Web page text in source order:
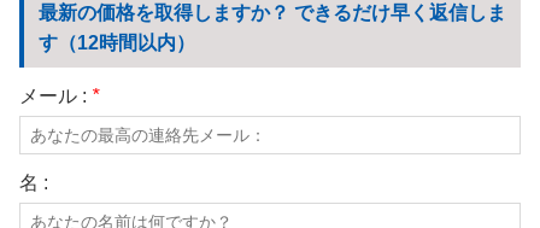
我々に連絡し
ビデオ
最新の価格を取得しますか？ できるだけ早く返信しま
す（12時間以内）
メール : *
名 :